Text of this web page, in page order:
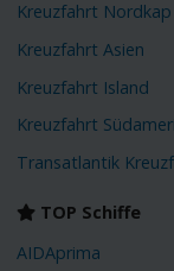
Kreuzfahrt Nordkap
Kreuzfahrt Asien
Kreuzfahrt Island
Kreuzfahrt
Transatlantik
TOP Schiffe
AIDAprima